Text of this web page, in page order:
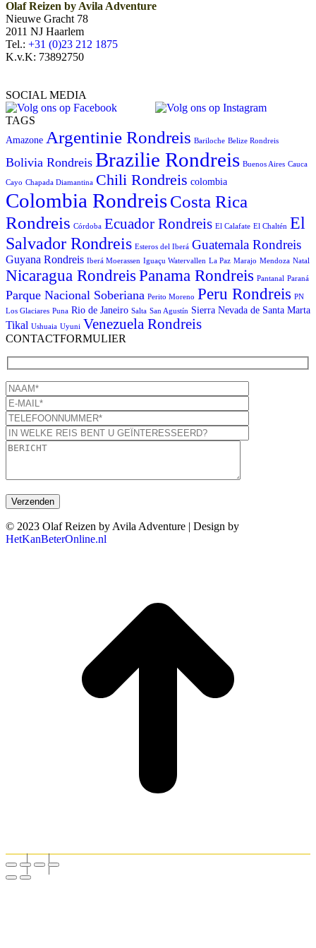
Olaf Reizen by Avila Adventure
Nieuwe Gracht 78
2011 NJ Haarlem
Tel.: +31 (0)23 212 1875
K.v.K: 73892750
SOCIAL MEDIA
TAGS
Amazone Argentinie Rondreis Bariloche Belize Rondreis
Bolivia Rondreis Brazilie Rondreis Buenos Aires Cauca
Cayo Chapada Diamantina Chili Rondreis colombia
Colombia RondreisCosta Rica
Rondreis Córdoba Ecuador Rondreis El Calafate El Chaltén El
Salvador Rondreis Esteros del Iberá Guatemala Rondreis
Guyana Rondreis Iberá Moerassen Iguaçu Watervallen La Paz Marajo Mendoza Natal
Nicaragua Rondreis Panama Rondreis Pantanal Paraná
Parque Nacional Soberiana Perito Moreno Peru Rondreis PN
Los Glaciares Puna Rio de Janeiro Salta San Agustín Sierra Nevada de Santa Marta
Tikal Ushuaia Uyuni Venezuela Rondreis
CONTACTFORMULIER
© 2023 Olaf Reizen by Avila Adventure | Design by
HetKanBeterOnline.nl